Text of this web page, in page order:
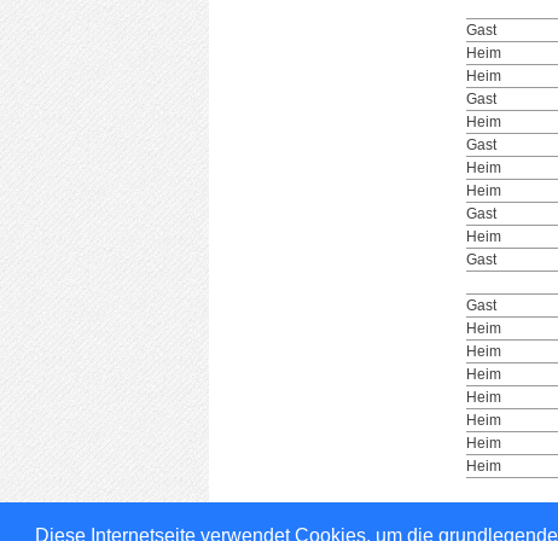
Diese Internetseite verwendet Cookies, um die
Gast
Heim
Heim
Gast
Heim
Gast
Heim
Heim
Gast
Heim
Gast
Gast
Heim
Heim
Heim
Heim
Heim
Heim
Heim